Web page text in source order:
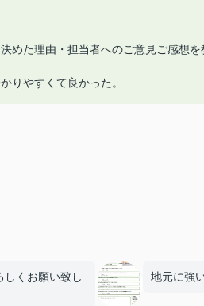
めた理由・担当者へのご意見ご感想を
りやすくて良かった。
しくお願い致し
地元に強